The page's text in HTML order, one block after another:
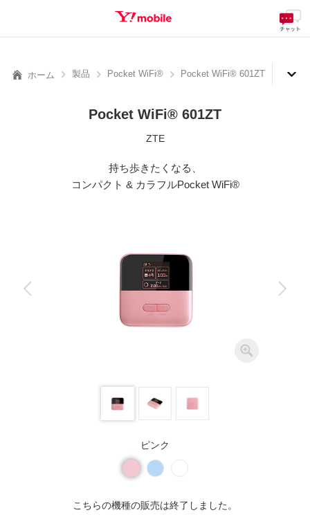
ホーム 製品 Pocket WiFi® Pocket WiFi® 601ZT
Pocket WiFi® 601ZT
ZTE
持ち歩きたくなる、
コンパクト & カラフルPocket WiFi®
ピンク
こちらの機種の販売は終了しました。